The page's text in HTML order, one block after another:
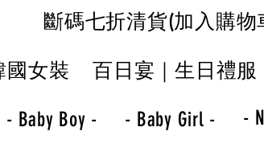
斷碼七折清貨(加入購
國女裝 百日宴｜生日禮服
- Baby Boy - - Baby Girl - -